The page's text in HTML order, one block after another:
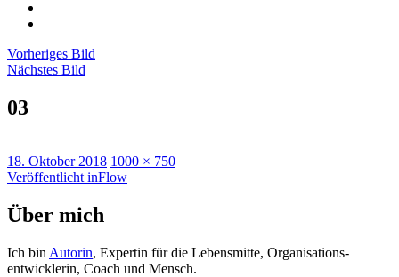
Vorheriges Bild
Nächstes Bild
03
Veröffentlicht
am
18. Oktober 2018 Originalgröße
1000 × 750
Beitragsnavigation
Veröffentlicht inFlow
Über mich
Ich bin Autorin, Expertin für die Lebensmitte, Organisations-
entwicklerin, Coach und Mensch.